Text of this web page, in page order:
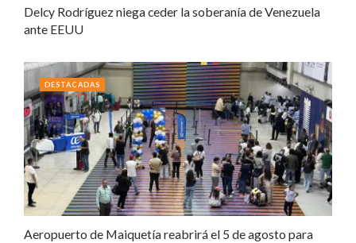
Delcy Rodríguez niega ceder la soberanía de Venezuela
ante EEUU
Aeropuerto de Maiquetía reabrirá el 5 de agosto para
DESTACADAS